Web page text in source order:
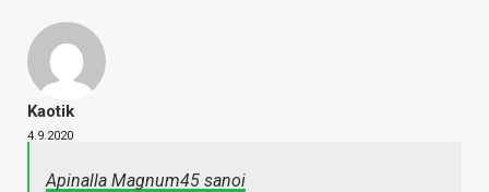
Kaotik
4.9.2020
Apinalla Magnum45 sanoi